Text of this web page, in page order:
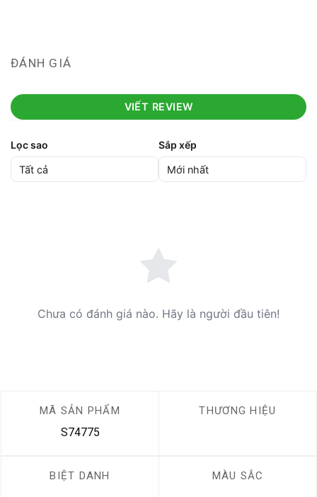
ĐÁNH GIÁ
VIẾT REVIEW
Lọc sao Sắp xếp
Chưa có đánh giá nào. Hãy là người đầu tiên!
MÃ SẢN PHẨM
S74775
THƯƠNG HIỆU
BIỆT DANH MÀU SẮC